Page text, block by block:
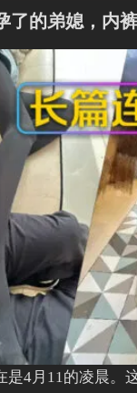
了的弟媳，内
是4月11的凌晨。